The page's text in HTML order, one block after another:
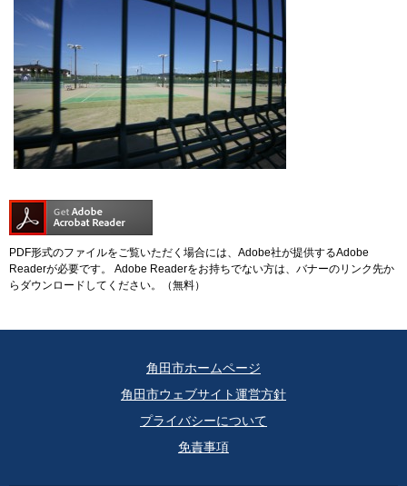
PDF形式のファイルをご覧いただく場合には、Adobe社が提供するAdobe
Readerが必要です。
Adobe Readerをお持ちでない方は、バナーのリンク先か
らダウンロードしてください。（無料）
角田市ホームページ
角田市ウェブサイト運営方針
プライバシーについて
免責事項